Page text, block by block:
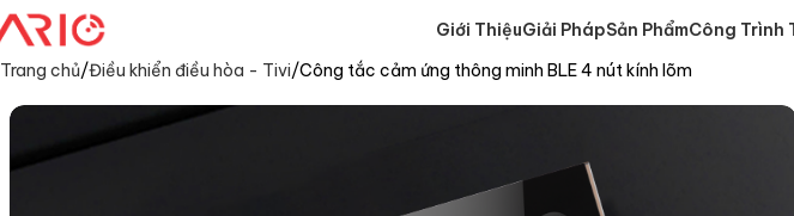
Giới ThiệuGiải PhápSản PhẩmCông Trình
Trang chủ Điều khiển điều hòa - Tivi Công tắc cảm ứng thông minh BLE 4 nút kính lõm